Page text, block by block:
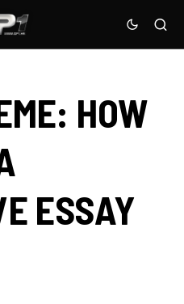
HOW
ESSAY